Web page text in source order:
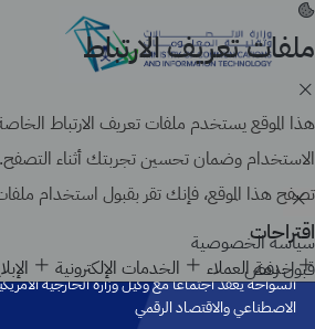
موقع حكومي رسمي تابع لحكومة المملكة
كيف تتحقق
تجاوز
إلى
المحتوى
الرئيسي
اقتراحات
خدمة العملاء الخدمات الإلكترونية الرئيسية
أخبار الوزارة
السواحه يعقد اجتماعًا مع وكيل وزارة الخارجية
الاصطناعي والاقتصاد الرقمي
ملفات تعريف الارتباط
هذا الموقع يستخدم ملفات تعريف الارتباط
الاستخدام وضمان تحسين تجربتك أثناء التصفح.
تصفح هذا الموقع، فإنك تقر بقبول استخدام
سياسة الخصوصية
قبولرفض